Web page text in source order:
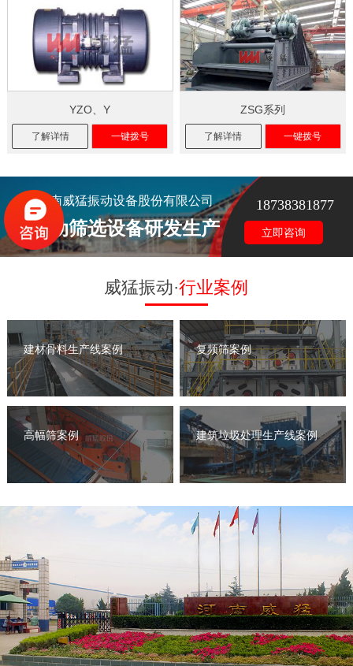
YZO、Y
了解详情 一键拨号
ZSG系列
了解详情 一键拨号
河南威猛振动设备股份有限公司
振动筛选设备研发生产
18738381877
立即咨询
威猛振动·行业案例
建材骨料生产线案例 复频筛案例
高幅筛案例 建筑垃圾处理生产线案例